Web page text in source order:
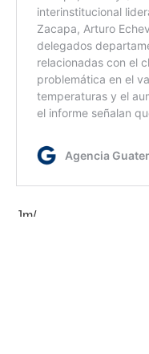
Jm/